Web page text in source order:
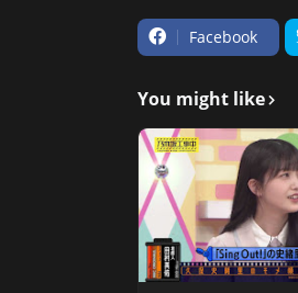
Facebook
You might like